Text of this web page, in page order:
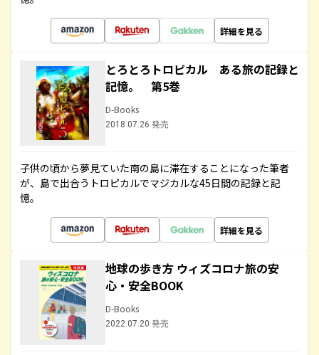
詳細を見る
とろとろトロピカル ある旅の記録と
記憶。 第5巻
D-Books
2018.07.26 発売
子供の頃から夢見ていた南の島に滞在することになった筆者
が、島で出合うトロピカルでマジカルな45日間の記録と記
憶。
詳細を見る
地球の歩き方 ウィズコロナ旅の安
心・安全BOOK
D-Books
2022.07.20 発売